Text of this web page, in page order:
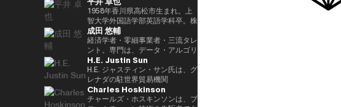
補。70,177票を得るも惜敗 平成
21(2009)年 4年間の浪人生活を経
て、第45回衆院選で109,863票を
得て初当選 平成24(2012)年 第46
回衆院選で79,153票を得て2期目
当選 平成26(2014)年 第47回衆院
選で78,797票を得て3期目当選 平
成28(2016)年 民進党代表選に出
馬。党幹事長代理を拝命 平成
29(2017)年 第48回衆院選で
総選挙において2期目の当選 令和
6年11月 総務大臣政務官（第二次
石破内閣） 令和7年10月 デジタ
ル大臣政務官、内閣府大臣政務官
（第1次高市内閣） 令和8年2月
デジタル大臣政務官、内閣府大臣
政務官（第2次高市内閣）
所のパートナー弁護士。 2021
年、衆議院総選挙（愛媛1区）に
て初当選。元厚労大臣政務官。党
内では、副幹事長を経験した後、
国会対策副委員長に就任。インテ
リジェンス戦略本部、科学技術イ
ノベーション戦略本部、AI・
Web3小委員会の各事務局長。
1958年香川県高松市生まれ。上
智大学外国語学部英語学科卒。株
式会社電通、西日本放送代表取締
役社長等を経て、2000年、第42
回衆議院選挙で初当選。以来、連
続10回当選。自民党経産・総務
部会長、政務調査会副会長、内閣
府（IT担当）大臣政務官、国土交
通副大臣、内閣常任委員長等を歴
任し、自民党IT戦略特命委員会委
成田 悠輔
経済学者・零細事業者・三流タレ
ント。専門は、データ・アルゴリ
ズム・ポエム・思想を組み合わせ
たビジネスと公共政策の想像とデ
ザイン。多分野の学術誌・学会に
研究を発表、多くの企業や自治体
と共同事業を行う。報道・討論・
H.E. Justin Sun
H.E. ジャスティン・サン氏は、グ
レナダの駐世界貿易機関
（WTO）大使および元常駐代表
であり、世界をリードするブロッ
Charles Hoskinson
チャールズ・ホスキンソンは、ブ